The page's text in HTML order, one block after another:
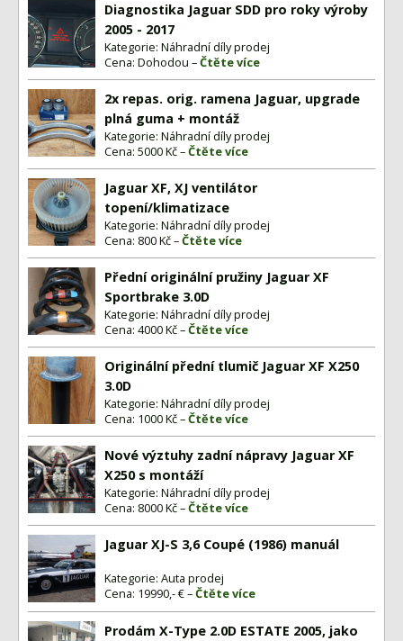
Diagnostika Jaguar SDD pro roky výroby
2005 - 2017
Kategorie: Náhradní díly prodej
Cena: Dohodou –Čtěte více
2x repas. orig. ramena Jaguar, upgrade
plná guma + montáž
Kategorie: Náhradní díly prodej
Cena: 5000 Kč –Čtěte více
Jaguar XF, XJ ventilátor
topení/klimatizace
Kategorie: Náhradní díly prodej
Cena: 800 Kč –Čtěte více
Přední originální pružiny Jaguar XF
Sportbrake 3.0D
Kategorie: Náhradní díly prodej
Cena: 4000 Kč –Čtěte více
Originální přední tlumič Jaguar XF X250
3.0D
Kategorie: Náhradní díly prodej
Cena: 1000 Kč –Čtěte více
Nové výztuhy zadní nápravy Jaguar XF
X250 s montáží
Kategorie: Náhradní díly prodej
Cena: 8000 Kč –Čtěte více
Jaguar XJ-S 3,6 Coupé (1986) manuál
Kategorie: Auta prodej
Cena: 19990,- € –Čtěte více
Prodám X-Type 2.0D ESTATE 2005, jako